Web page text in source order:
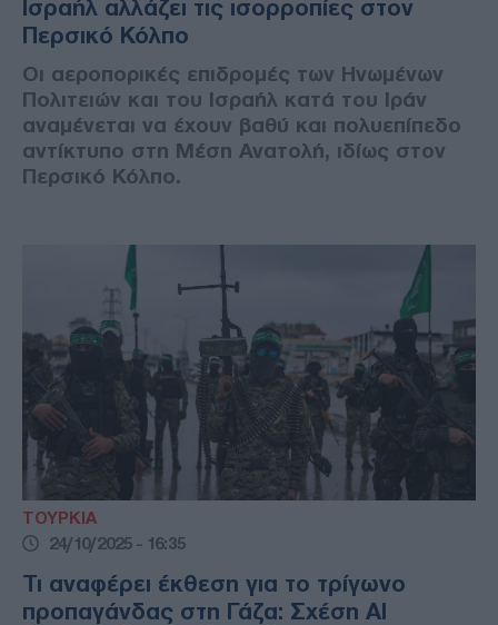
Ισραήλ αλλάζει τις ισορροπίες στον
Περσικό Κόλπο
Οι αεροπορικές επιδρομές των Ηνωμένων
Πολιτειών και του Ισραήλ κατά του Ιράν
αναμένεται να έχουν βαθύ και πολυεπίπεδο
αντίκτυπο στη Μέση Ανατολή, ιδίως στον
Περσικό Κόλπο.
ΤΟΥΡΚΙΑ
24/10/2025 - 16:35
Τι αναφέρει έκθεση για το τρίγωνο
προπαγάνδας στη Γάζα: Σχέση Al